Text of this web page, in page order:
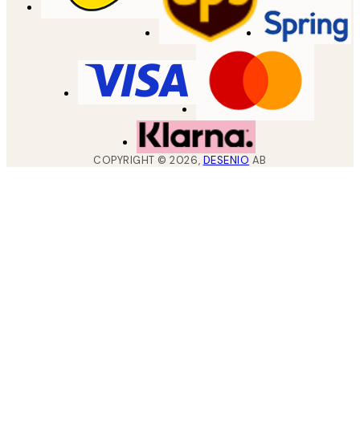
COPYRIGHT ©2026, DESENIO AB